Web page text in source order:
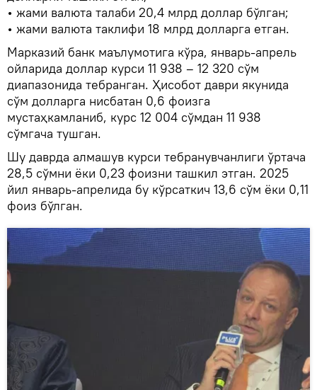
• жами валюта талаби 20,4 млрд доллар бўлган;
• жами валюта таклифи 18 млрд долларга етган.
Марказий банк маълумотига кўра, январь-апрель
ойларида доллар курси 11 938 – 12 320 сўм
диапазонида тебранган. Ҳисобот даври якунида
сўм долларга нисбатан 0,6 фоизга
мустаҳкамланиб, курс 12 004 сўмдан 11 938
сўмгача тушган.
Шу даврда алмашув курси тебранувчанлиги ўртача
28,5 сўмни ёки 0,23 фоизни ташкил этган. 2025
йил январь-апрелида бу кўрсаткич 13,6 сўм ёки 0,11
фоиз бўлган.